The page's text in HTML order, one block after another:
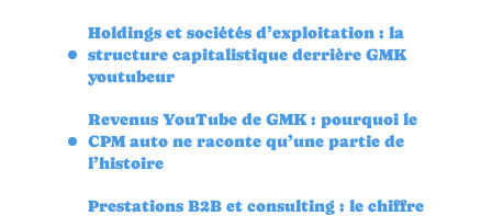
Holdings et sociétés d’exploitation : la
structure capitalistique derrière GMK
youtubeur
Revenus YouTube de GMK : pourquoi le
CPM auto ne raconte qu’une partie de
l’histoire
Prestations B2B et consulting : le chiffre